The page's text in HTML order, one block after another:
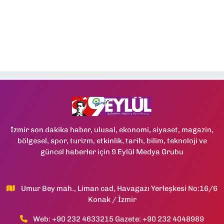
İzmir son dakika haber, ulusal, ekonomi, siyaset, magazin,
bölgesel, spor, turizm, etkinlik, tarih, bilim, teknoloji ve
güncel haberler için 9 Eylül Medya Grubu
Umur Bey mah., Liman cad, Havagazı Yerleşkesi No:16/6
Konak / İzmir
Web: +90 232 4633215 Gazete: +90 232 4048989